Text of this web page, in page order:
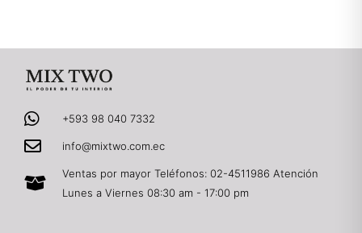
+593 98 040 7332
info@mixtwo.com.ec
Ventas por mayor Teléfonos: 02-4511986 Atención
Lunes a Viernes 08:30 am - 17:00 pm